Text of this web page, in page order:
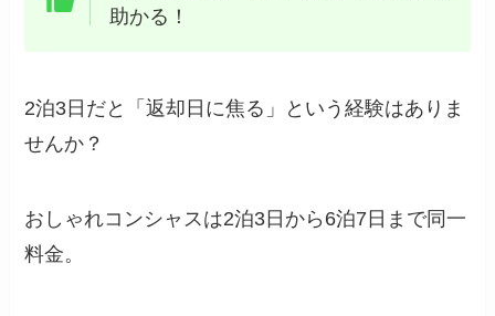
助かる！
2泊3日だと「返却日に焦る」という経験はありま
せんか？
おしゃれコンシャスは2泊3日から6泊7日まで同一
料金。